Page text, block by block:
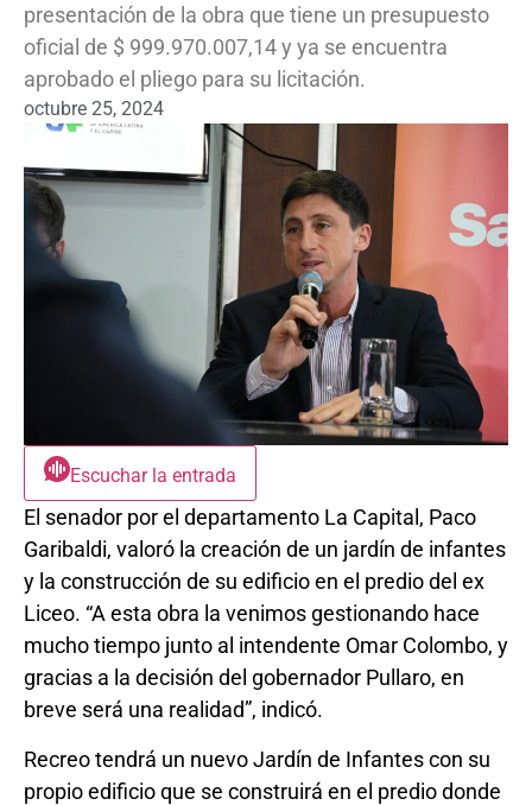
presentación de la obra que tiene un presupuesto
oficial de $ 999.970.007,14 y ya se encuentra
aprobado el pliego para su licitación.
octubre 25, 2024
Escuchar la entrada
El senador por el departamento La Capital, Paco
Garibaldi, valoró la creación de un jardín de infantes
y la construcción de su edificio en el predio del ex
Liceo. “A esta obra la venimos gestionando hace
mucho tiempo junto al intendente Omar Colombo, y
gracias a la decisión del gobernador Pullaro, en
breve será una realidad”, indicó.
Recreo tendrá un nuevo Jardín de Infantes con su
propio edificio que se construirá en el predio donde